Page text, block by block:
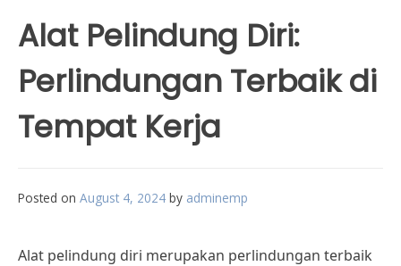
Alat Pelindung Diri:
Perlindungan Terbaik di
Tempat Kerja
Posted on August 4, 2024 by adminemp
Alat pelindung diri merupakan perlindungan terbaik